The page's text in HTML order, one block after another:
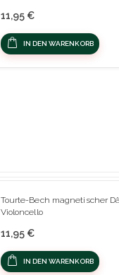
11,95 €
IN DEN WARENKORB
Tourte-Bech magnetischer
Violoncello
11,95 €
IN DEN WARENKORB